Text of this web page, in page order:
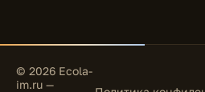
© 2026 Ecola-
im.ru —